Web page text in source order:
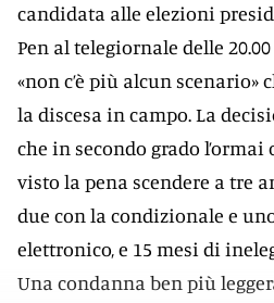
candidata alle elezioni
Pen al telegiornale delle
«non c’è più alcun scenario»
la discesa in campo. La
che in secondo grado l’ormai
visto la pena scendere a tre
due con la condizionale e
elettronico, e 15 mesi di
Una condanna ben più